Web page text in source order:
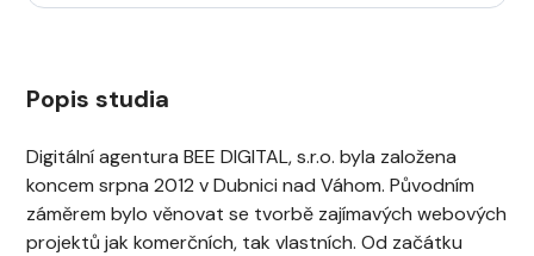
Popis studia
Digitální agentura BEE DIGITAL, s.r.o. byla založena
koncem srpna 2012 v Dubnici nad Váhom. Původním
záměrem bylo věnovat se tvorbě zajímavých webových
projektů jak komerčních, tak vlastních. Od začátku